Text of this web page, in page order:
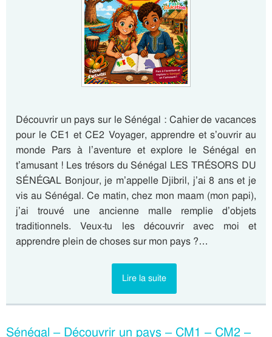
Découvrir un pays sur le Sénégal : Cahier de vacances
pour le CE1 et CE2 Voyager, apprendre et s’ouvrir au
monde Pars à l’aventure et explore le Sénégal en
t’amusant ! Les trésors du Sénégal LES TRÉSORS DU
SÉNÉGAL Bonjour, je m’appelle Djibril, j’ai 8 ans et je
vis au Sénégal. Ce matin, chez mon maam (mon papi),
j’ai trouvé une ancienne malle remplie d’objets
traditionnels. Veux-tu les découvrir avec moi et
apprendre plein de choses sur mon pays ?…
Lire la suite
Sénégal – Découvrir un pays – CM1 – CM2 –